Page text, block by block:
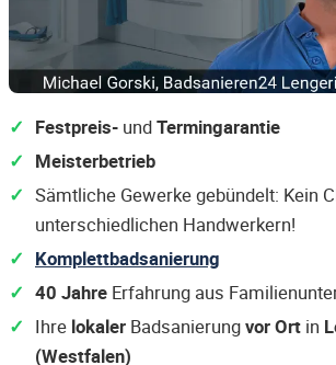
Festpreis- undTermingarantie
Meisterbetrieb
Sämtliche Gewerke gebündelt: Kein
unterschiedlichen Handwerkern!
Komplettbadsanierung
40 Jahre Erfahrung aus
Ihre lokaler Badsanierungvor Ort in
(Westfalen)